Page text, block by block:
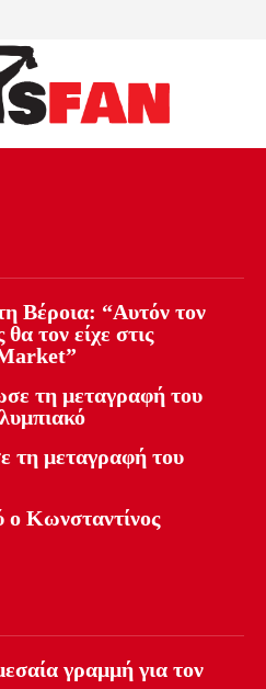
Βέροια: “Αυτόν τον
τον είχε στις
τη μεταγραφή του
μεταγραφή του
ο Κωνσταντίνος
γραμμή για τον